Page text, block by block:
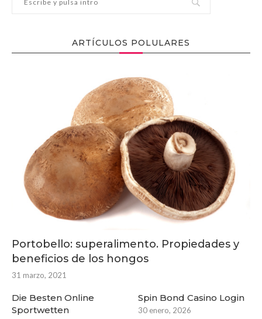
ARTÍCULOS POLULARES
Portobello: superalimento. Propiedades y
beneficios de los hongos
31 marzo, 2021
Die Besten Online
Sportwetten
Spin Bond Casino Login
30 enero, 2026